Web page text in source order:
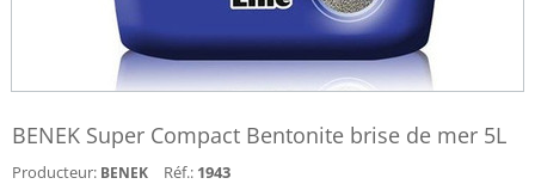
BENEK Super Compact Bentonite brise de mer 5L
Producteur: BENEK Réf.: 1943